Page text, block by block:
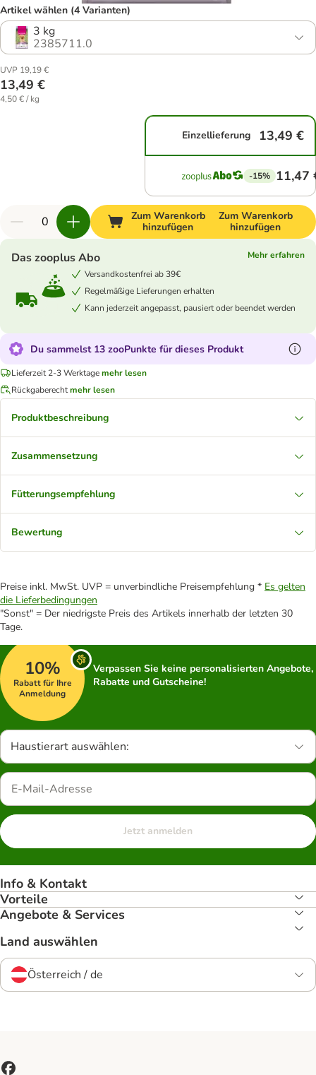
Artikel wählen (4 Varianten)
3 kg
2385711.0
UVP 19,19 €
13,49 €
4,50 € / kg
Einzellieferung 13,49 €
-15% 11,47
Zum Warenkorb
hinzufügen
Zum Warenkorb
hinzufügen
Das zooplus Abo
Mehr erfahren
Versandkostenfrei ab 39€
Regelmäßige Lieferungen erhalten
Kann jederzeit angepasst, pausiert oder beendet werden
Du sammelst 13 zooPunkte für dieses Produkt
Lieferzeit 2-3 Werktagemehr lesen
Rückgaberechtmehr lesen
Produktbeschreibung
Zusammensetzung
Fütterungsempfehlung
Bewertung
Preise inkl. MwSt. UVP = unverbindliche Preisempfehlung * Es gelten
die Lieferbedingungen
"Sonst" = Der niedrigste Preis des Artikels innerhalb der letzten 30
Tage.
10%
Rabatt für Ihre
Anmeldung
Verpassen Sie keine personalisierten Angebote,
Rabatte und Gutscheine!
Haustierart auswählen:
Jetzt anmelden
Info & Kontakt
Vorteile
Angebote & Services
Land auswählen
Österreich / de